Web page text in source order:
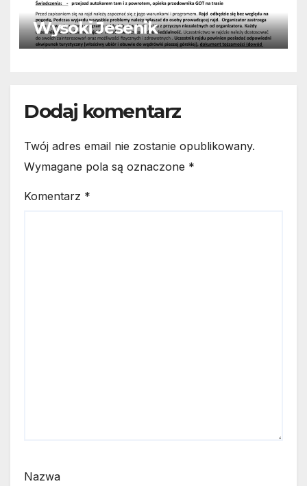
Wysoki Jesenik
Dodaj komentarz
Twój adres email nie zostanie opublikowany.
Wymagane pola są oznaczone *
Komentarz *
Nazwa